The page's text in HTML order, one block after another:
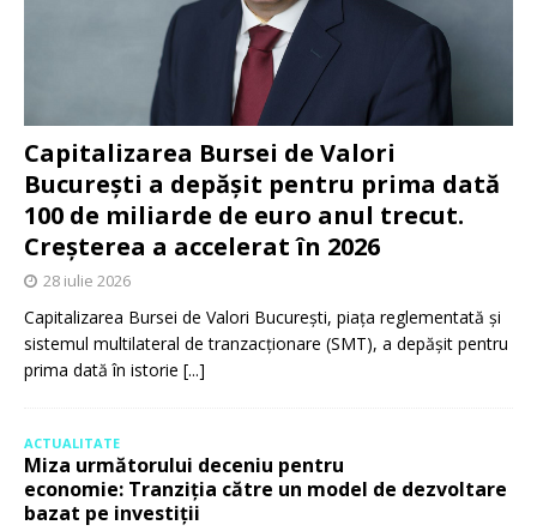
Capitalizarea Bursei de Valori
București a depășit pentru prima dată
100 de miliarde de euro anul trecut.
Creșterea a accelerat în 2026
28 iulie 2026
Capitalizarea Bursei de Valori București, piața reglementată și
sistemul multilateral de tranzacționare (SMT), a depășit pentru
prima dată în istorie [...]
ACTUALITATE
Miza următorului deceniu pentru
economie: Tranziția către un model de dezvoltare
bazat pe investiții